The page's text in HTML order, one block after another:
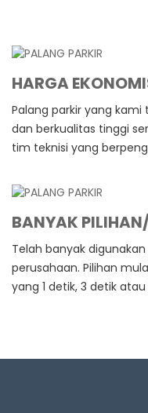
HARGA
Palang parkir yang kami
dan berkualitas tinggi
tim teknisi yang
BANYAK
Telah banyak
perusahaan. Pilihan
yang 1 detik, 3 detik